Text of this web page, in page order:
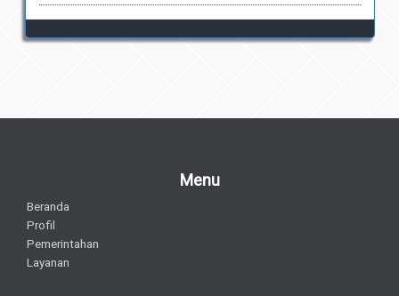
Menu
Beranda
Profil
Pemerintahan
Layanan